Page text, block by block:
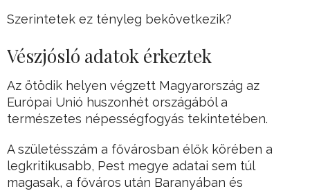
Szerintetek ez tényleg bekövetkezik?
Vészjósló adatok érkeztek
Az ötödik helyen végzett Magyarország az
Európai Unió huszonhét országából a
természetes népességfogyás tekintetében.
A születésszám a fővárosban élők körében a
legkritikusabb, Pest megye adatai sem túl
magasak, a főváros után Baranyában és